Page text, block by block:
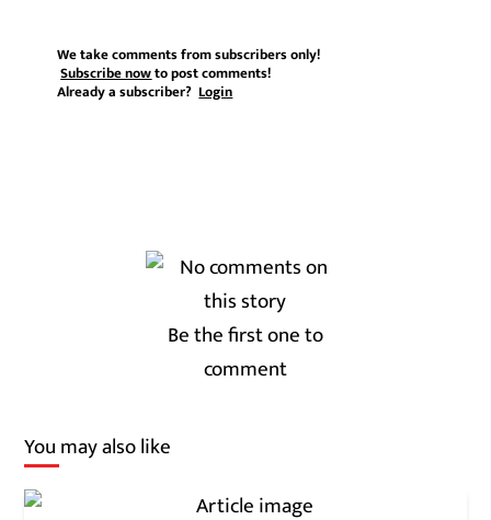
We take comments from subscribers only!
Subscribe nowto post comments!
Already a subscriber?Login
Be the first one to
comment
You may also like